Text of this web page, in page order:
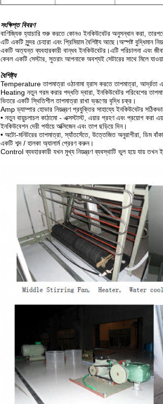
সংক্ষিপ্ত বিবরণ
বাণিজ্যিক হ্যাচারি শুরু করতে কোনও ইনকিউবেটর অনুসন্ধান করা,
এটি একটি সুন্দর চেহারা এবং প্রিমিয়াম বৈশিষ্ট্য আছে।অস্পষ্ট বুদ্ধিমান
একটি অত্যন্ত ব্যবহারকারী বান্ধব ইনকিউবেটর।এটি পরিচালনা এবং
কেবল একটি সেস্টার, সুতরাং আপনাকে অবশ্যই সেটারের সাথে মিলে
বৈশিষ্ট্য
Temperature তাপমাত্রা ওঠানামা হ্রাস করতে তাপমাত্রা, আর্দ্রতা
Heating নতুন গরম করার পদ্ধতি দ্বারা, ইনকিউবেটর পরিবেশের
ভিতরে একটি স্থিতিশীল তাপমাত্রা রাখা ভ্রূণের বৃদ্ধি চক্র।
Amp ড্যাম্পার হোভার নিয়ন্ত্রণ প্রযুক্তির সাহায্যে ইনকিউবেটর
• নতুন বায়ুচলাচল কাঠামো - এক্সস্টাস্ট, এয়ার গ্রহণ এবং প্রয়োগ করা
ইনকিউবেশন দেরী পর্যায়ে অক্সিজেন এবং তাপ ছড়িয়ে দিন।
• অটো-মনিটরের তাপমাত্রা, স্যাঁতসেঁতে, উত্তেজিত অনুরাগীরা, ডিম
একটি শব্দ / হালকা অ্যালার্ম প্রেরণ করুন।
Control ব্যবহারকারী যখন মুখ্য নিয়ন্ত্রণ ব্যবস্থাটি ভুল হয়ে যায় তখন